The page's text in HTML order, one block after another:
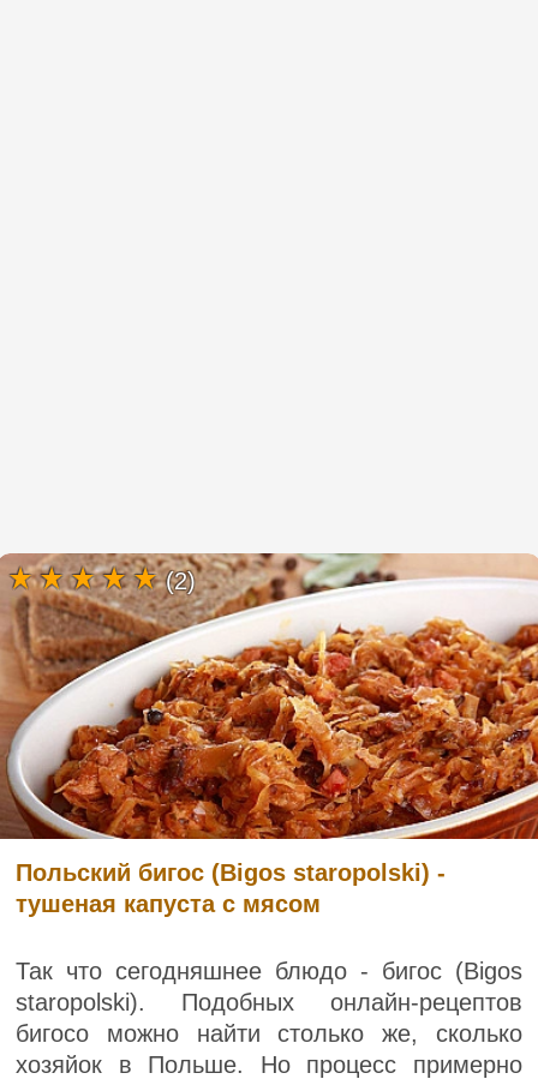
Польский бигос (Bigos staropolski) -
тушеная капуста с мясом
Так что сегодняшнее блюдо - бигос (Bigos
staropolski). Подобных онлайн-рецептов
бигосо можно найти столько же, сколько
хозяйок в Польше. Но процесс примерно
(2)